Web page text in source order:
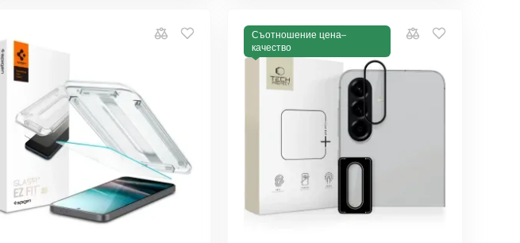
Съотношение цена–
качество